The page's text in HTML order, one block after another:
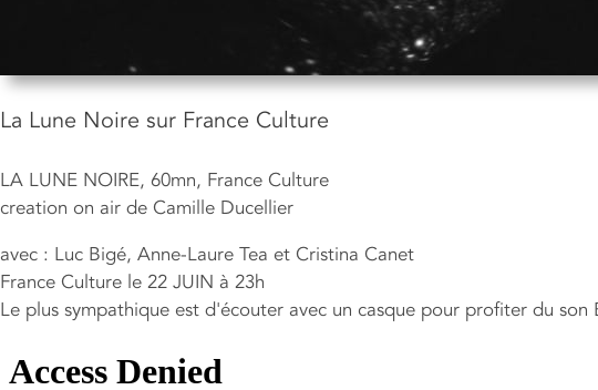
La Lune Noire sur France Culture
LA LUNE NOIRE, 60mn, France Culture
creation on air de Camille Ducellier
avec : Luc Bigé, Anne-Laure Tea et Cristina Canet
France Culture le 22 JUIN à 23h
Le plus sympathique est d'écouter avec un casque pour profiter du son